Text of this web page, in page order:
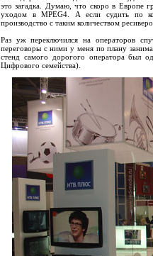
это загадка. Думаю, что скоро в Европе
уходом в MPEG4. А если судить по
производство с таким количеством
Раз уж переключился на операторов
переговоры с ними у меня по плану
стенд самого дорогого оператора был
Цифрового семейства).